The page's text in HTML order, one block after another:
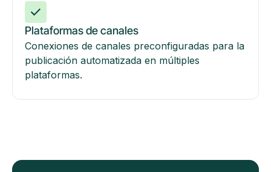
Plataformas de canales
Conexiones de canales preconfiguradas para la
publicación automatizada en múltiples
plataformas.